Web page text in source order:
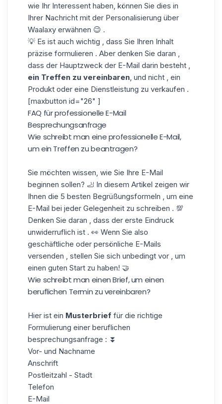
wie Ihr Interessent haben, können Sie dies in
Ihrer Nachricht mit der Personalisierung über
Waalaxy erwähnen 😉 .
💡 Es ist auch wichtig , dass Sie Ihren Inhalt
präzise formulieren . Aber denken Sie daran ,
dass der Hauptzweck der E-Mail darin besteht ,
ein Treffen zu vereinbaren , und nicht , ein
Produkt oder eine Dienstleistung zu verkaufen .
[maxbutton id="26" ]
FAQ für professionelle E-Mail
Besprechungsanfrage
Wie schreibt man eine professionelle E-Mail,
um ein Treffen zu beantragen?
Sie möchten wissen, wie Sie Ihre E-Mail
beginnen sollen? 🦶 In diesem Artikel zeigen wir
Ihnen die 5 besten Begrüßungsformeln , um eine
E-Mail bei jeder Gelegenheit zu schreiben . 💯
Denken Sie daran , dass der erste Eindruck
unwiderruflich ist . 👀 Wenn Sie also
geschäftliche oder persönliche E-Mails
versenden , stellen Sie sich unbedingt vor , um
einen guten Start zu haben! 🤝
Wie schreibt man einen Brief, um einen
beruflichen Termin zu vereinbaren?
Hier ist ein Musterbrief für die richtige
Formulierung einer beruflichen
besprechungsanfrage : ⏬
Vor- und Nachname
Anschrift
Postleitzahl - Stadt
Telefon
E-Mail